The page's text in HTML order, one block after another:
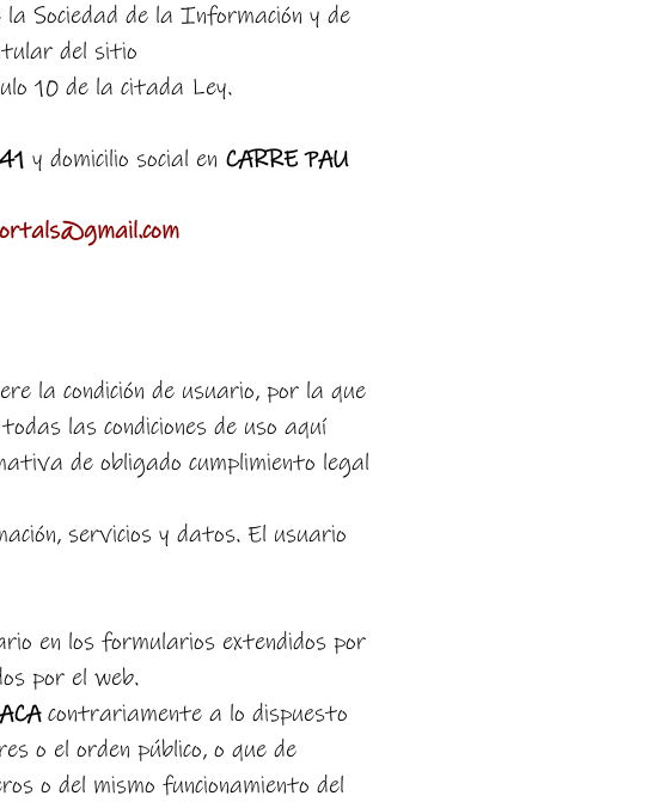
Sociedad de la Información y de
del sitio
10 de la citada Ley.
y domicilio social en CARRE PAU
la condición de usuario, por la que
las condiciones de uso aquí
de obligado cumplimiento legal
servicios y datos. El usuario
en los formularios extendidos por
por el web.
contrariamente a lo dispuesto
o el orden público, o que de
o del mismo funcionamiento del